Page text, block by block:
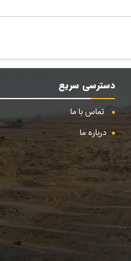
دسترسی سریع
تماس با ما
درباره ما